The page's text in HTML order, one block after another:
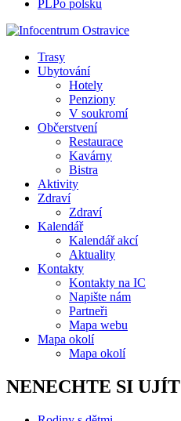
PLPo polsku
Trasy
Ubytování
Hotely
Penziony
V soukromí
Občerstvení
Restaurace
Kavárny
Bistra
Aktivity
Zdraví
Zdraví
Kalendář
Kalendář akcí
Aktuality
Kontakty
Kontakty na IC
Napište nám
Partneři
Mapa webu
Mapa okolí
Mapa okolí
NENECHTE SI UJÍT